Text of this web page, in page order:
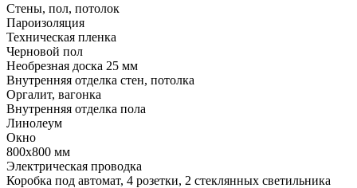
Стены, пол, потолок
Пароизоляция
Техническая пленка
Черновой пол
Необрезная доска 25 мм
Внутренняя отделка стен, потолка
Оргалит, вагонка
Внутренняя отделка пола
Линолеум
Окно
800х800 мм
Электрическая проводка
Коробка под автомат, 4 розетки, 2 стеклянных светильника